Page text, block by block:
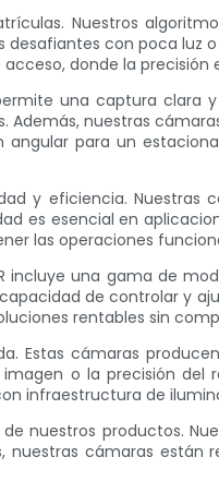
Nuestros
con poca luz
donde la precisión
una captura clara
Además, nuestras
para un
y eficiencia.
es esencial en
las operaciones
una gama de
de controlar y
rentables sin
Estas cámaras
o la precisión del
infraestructura de
nuestros productos.
cámaras están